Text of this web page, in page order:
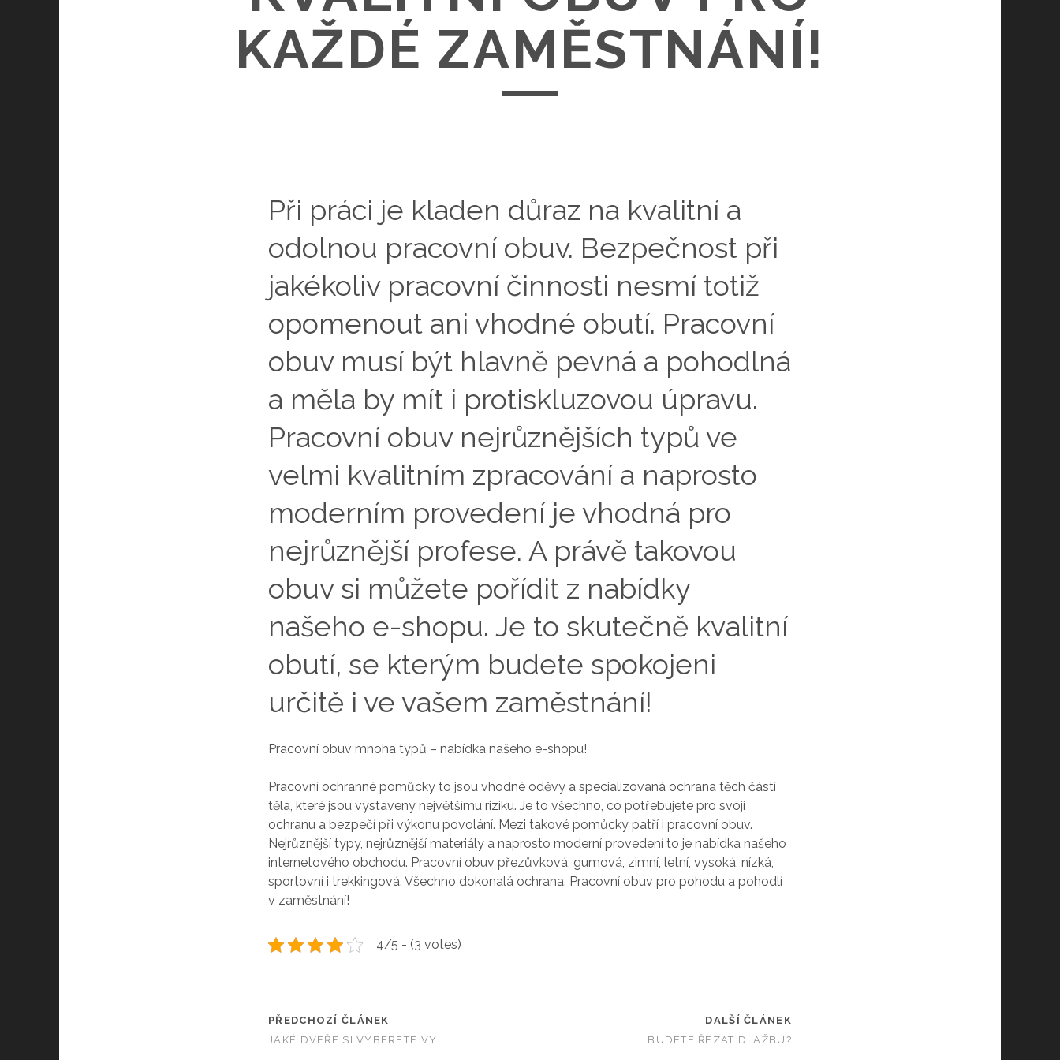
KAŽDÉ ZAMĚSTNÁNÍ!
Při práci je kladen důraz na kvalitní a
odolnou pracovní obuv. Bezpečnost při
jakékoliv pracovní činnosti nesmí totiž
opomenout ani vhodné obutí. Pracovní
obuv musí být hlavně pevná a pohodlná
a měla by mít i protiskluzovou úpravu.
Pracovní obuv nejrůznějších typů ve
velmi kvalitním zpracování a naprosto
moderním provedení je vhodná pro
nejrůznější profese. A právě takovou
obuv si můžete pořídit z nabídky
našeho e-shopu. Je to skutečně kvalitní
obutí, se kterým budete spokojeni
určitě i ve vašem zaměstnání!
Pracovní obuv mnoha typů – nabídka našeho e-shopu!
Pracovní ochranné pomůcky to jsou vhodné oděvy a specializovaná ochrana těch částí
těla, které jsou vystaveny největšímu riziku. Je to všechno, co potřebujete pro svoji
ochranu a bezpečí při výkonu povolání. Mezi takové pomůcky patří i pracovní obuv.
Nejrůznější typy, nejrůznější materiály a naprosto moderní provedení to je nabídka našeho
internetového obchodu. Pracovní obuv přezůvková, gumová, zimní, letní, vysoká, nízká,
sportovní i trekkingová. Všechno dokonalá ochrana. Pracovní obuv pro pohodu a pohodlí
v zaměstnání!
4/5 - (3 votes)
PŘEDCHOZÍ ČLÁNEK
JAKÉ DVEŘE SI VYBERETE VY
DALŠÍ ČLÁNEK
BUDETE ŘEZAT DLAŽBU?